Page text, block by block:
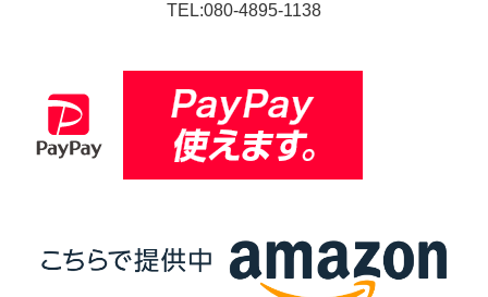
TEL:080-4895-1138